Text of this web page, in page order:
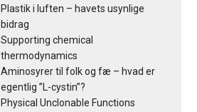
Plastik i luften – havets usynlige
bidrag
Supporting chemical
thermodynamics
Aminosyrer til folk og fæ – hvad er
egentlig ”L-cystin”?
Physical Unclonable Functions